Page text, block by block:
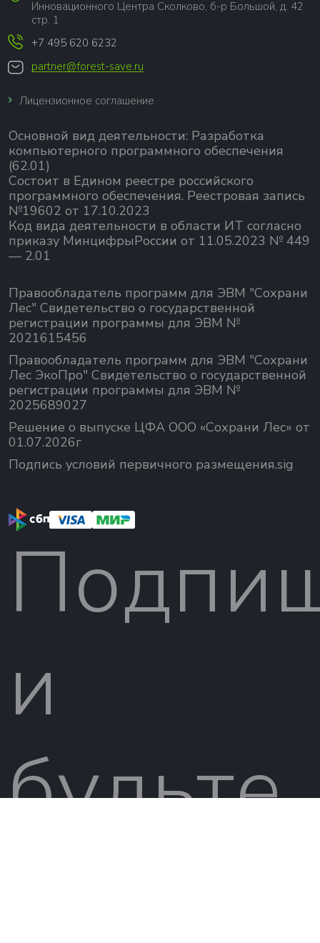
Инновационного Центра Сколково, б-р Большой, д. 42
стр. 1
+7 495 620 6232
partner@forest-save.ru
Лицензионное соглашение
Основной вид деятельности: Разработка
компьютерного программного обеспечения
(62.01)
Состоит в Едином реестре российского
программного обеспечения. Реестровая запись
№19602 от 17.10.2023
Код вида деятельности в области ИТ согласно
приказу МинцифрыРоссии от 11.05.2023 № 449
— 2.01
Правообладатель программ для ЭВМ "Сохрани
Лес" Свидетельство о государственной
регистрации программы для ЭВМ №
2021615456
Правообладатель программ для ЭВМ "Сохрани
Лес ЭкоПро" Свидетельство о государственной
регистрации программы для ЭВМ №
2025689027
Решение о выпуске ЦФА ООО «Сохрани Лес» от
01.07.2026г
Подпись условий первичного размещения.sig
и
будьте